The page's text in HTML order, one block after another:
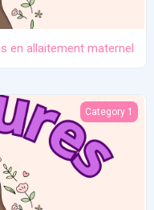
en allaitement maternel
de lait et relactation
Category 1